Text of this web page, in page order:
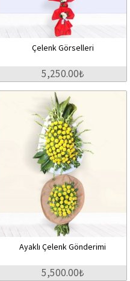
Çelenk Görselleri
5,250.00₺
Ayaklı Çelenk Gönderimi
5,500.00₺